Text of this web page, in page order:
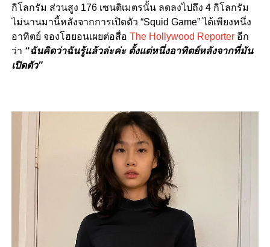
กิโลกรัม ส่วนสูง 176 เซนติเมตรนั้น ลดลงไปถึง 4 กิโลกรัม
ไม่นานมานี้หลังจากการเปิดตัว “Squid Game” ได้เพียงหนึ่ง
อาทิตย์ จองโฮยอนเผยต่อสื่อ The Hollywood Reporterอีก
ว่า “ฉันคิดว่าฉันรู้แล้วล่ะค่ะ ตั้งแต่หนึ่งอาทิตย์หลังจากที่มัน
เปิดตัว”